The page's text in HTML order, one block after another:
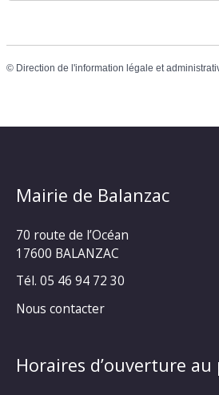
© Direction de l'information légale et
Mairie de Balanzac
70 route de l’Océan
17600 BALANZAC
Tél. 05 46 94 72 30
Nous contacter
Horaires d’ouverture au